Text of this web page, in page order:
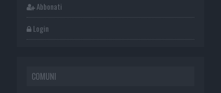
Abbonati
Login
COMUNI